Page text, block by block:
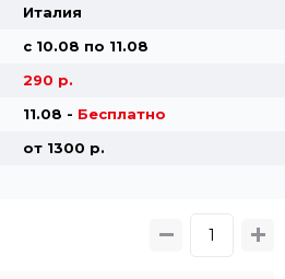
Италия
с 10.08 по 11.08
290 р.
11.08 - Бесплатно
от 1300 p.